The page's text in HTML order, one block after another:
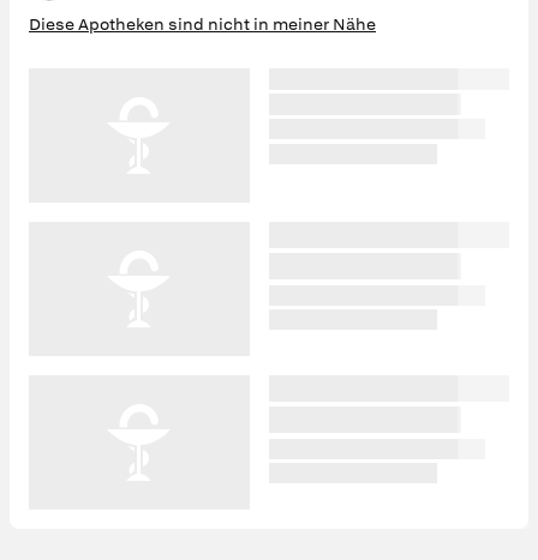
Diese Apotheken sind nicht in meiner Nähe